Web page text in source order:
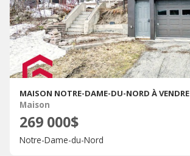
MAISON NOTRE-DAME-DU-NORD À VENDRE
Maison
269 000$
Notre-Dame-du-Nord